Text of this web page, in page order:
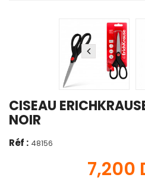
CISEAU
NOIR
Réf : 48156
7,200